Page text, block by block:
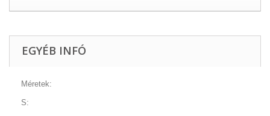
EGYÉB INFÓ
Méretek:
S: